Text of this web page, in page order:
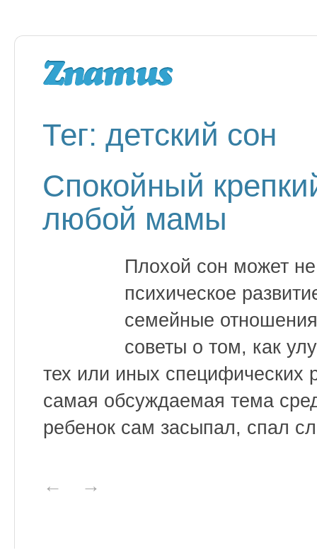
Тег: детский сон
Спокойный
любой мамы
Плохой сон может
психическое
семейные
советы о том, как
тех или иных специфических
самая обсуждаемая тема
ребенок сам засыпал, спал
← →